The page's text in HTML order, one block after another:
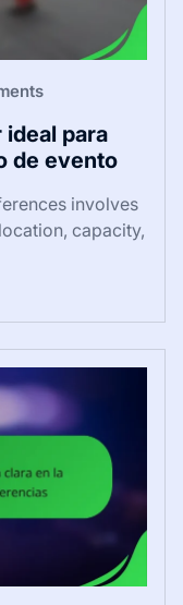
para
de evento
involves
capacity,